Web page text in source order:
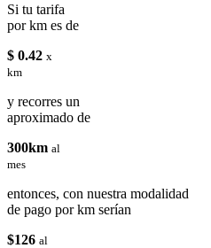
Si tu tarifa
por km es de
$ 0.42 x
km
y recorres un
aproximado de
300km al
mes
entonces, con nuestra modalidad
de pago por km serían
$126 al